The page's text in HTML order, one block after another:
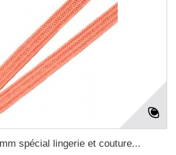
spécial lingerie et couture...